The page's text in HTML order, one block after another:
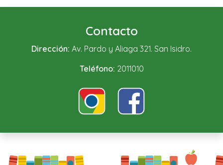
Contacto
Dirección: Av. Pardo y Aliaga 321. San Isidro.
Teléfono: 2011010